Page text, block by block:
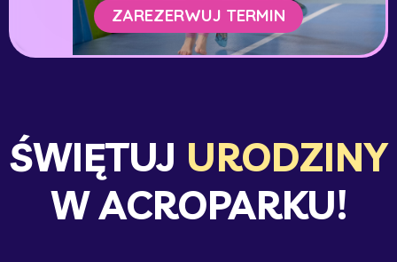
ZAREZERWUJ TERMIN
ŚWIĘTUJ URODZINY
W ACROPARKU!